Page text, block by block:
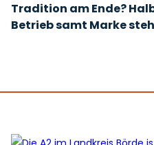
Tradition am Ende?
Betrieb samt Marke